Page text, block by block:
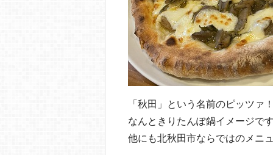
「秋田」という名前のピッツァ
なんときりたんぽ鍋イメージで
他にも北秋田市ならではのメニ